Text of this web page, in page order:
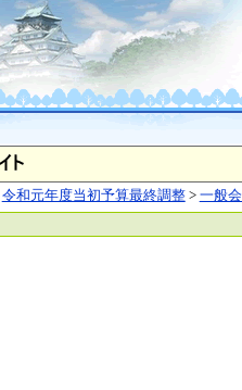
令和元年度当初予算最終調整> 一般
お問合せ
本庁 〒540-8570
大阪市
〒559-8555